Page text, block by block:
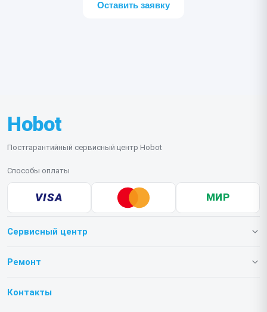
Оставить заявку
Hobot
Постгарантийный сервисный центр Hobot
Способы оплаты
VISA МИР
Сервисный центр
О нашем сервисе
Ремонт
Роботов-пылесосов
Контакты